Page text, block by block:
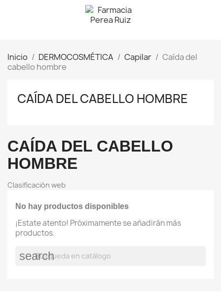
Inicio DERMOCOSMÉTICA Capilar
Caída del
cabello hombre
CAÍDA DEL CABELLO HOMBRE
CAÍDA DEL CABELLO
HOMBRE
Clasificación web
No hay productos disponibles
¡Estate atento! Próximamente se añadirán más
productos.
search